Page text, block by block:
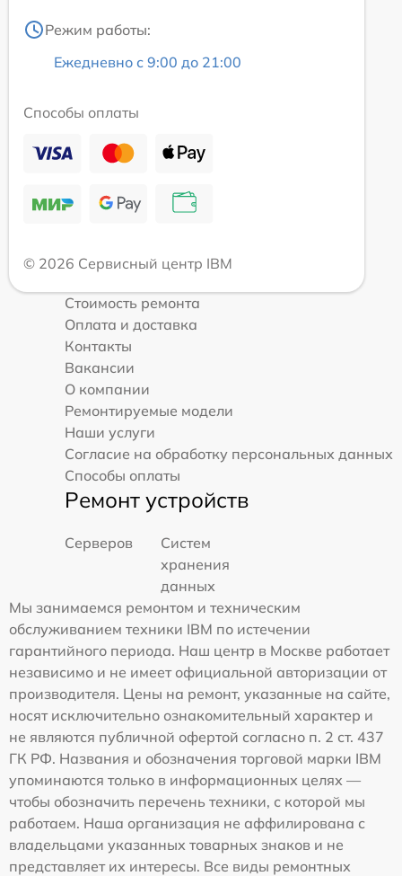
Режим работы:
Ежедневно с 9:00 до 21:00
Способы оплаты
© 2026 Сервисный центр IBM
Стоимость ремонта
Оплата и доставка
Контакты
Вакансии
О компании
Ремонтируемые модели
Наши услуги
Согласие на обработку персональных данных
Способы оплаты
Ремонт устройств
Серверов
Систем
хранения
данных
Мы занимаемся ремонтом и техническим
обслуживанием техники IBM по истечении
гарантийного периода. Наш центр в Москве работает
независимо и не имеет официальной авторизации от
производителя. Цены на ремонт, указанные на сайте,
носят исключительно ознакомительный характер и
не являются публичной офертой согласно п. 2 ст. 437
ГК РФ. Названия и обозначения торговой марки IBM
упоминаются только в информационных целях —
чтобы обозначить перечень техники, с которой мы
работаем. Наша организация не аффилирована с
владельцами указанных товарных знаков и не
представляет их интересы. Все виды ремонтных